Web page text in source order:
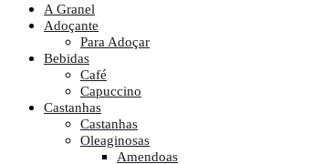
A Granel
Adoçante
Para Adoçar
Bebidas
Café
Capuccino
Castanhas
Castanhas
Oleaginosas
Amendoas